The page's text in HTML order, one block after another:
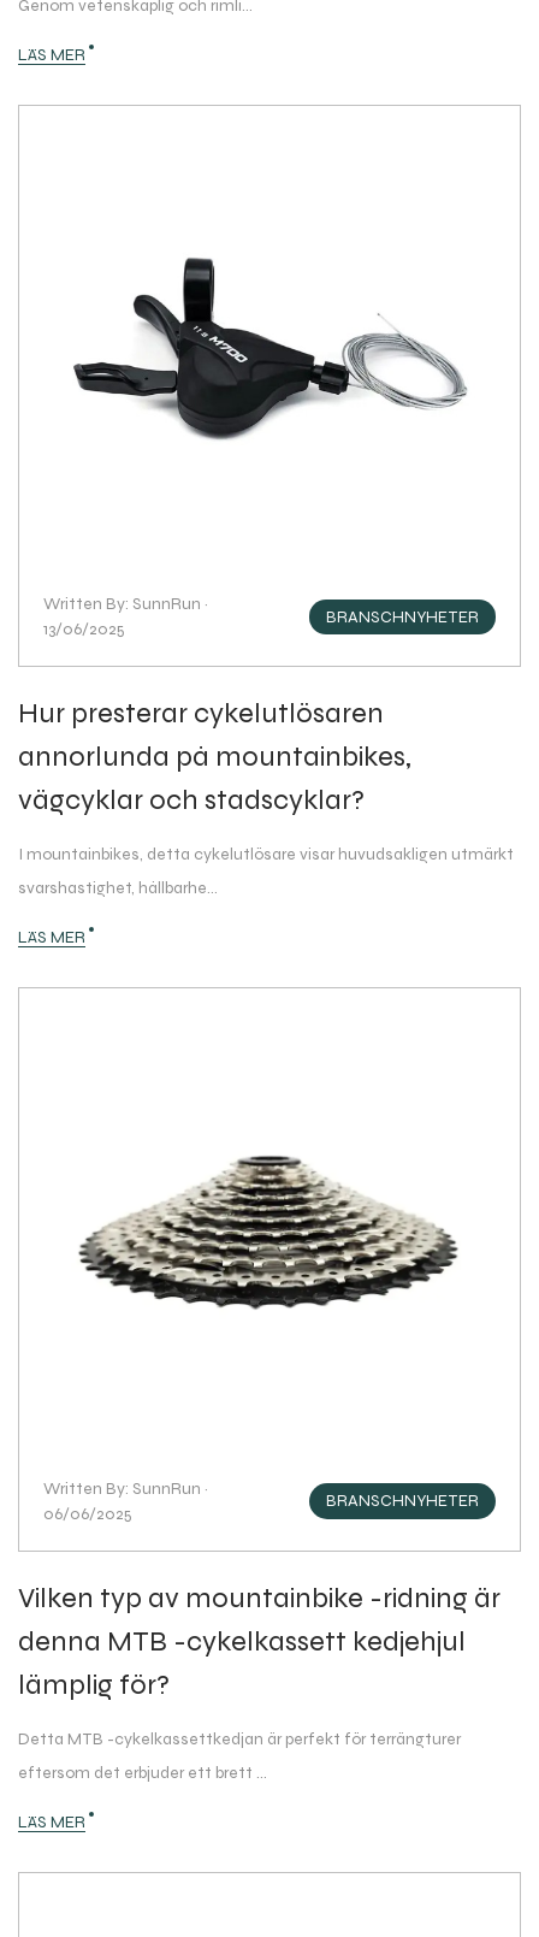
Genom vetenskaplig och rimli...
LÄS MER
Written By: SunnRun ·
13/06/2025
BRANSCHNYHETER
Hur presterar cykelutlösaren
annorlunda på mountainbikes,
vägcyklar och stadscyklar?
I mountainbikes, detta cykelutlösare visar huvudsakligen utmärkt
svarshastighet, hållbarhe...
LÄS MER
Written By: SunnRun ·
06/06/2025
BRANSCHNYHETER
Vilken typ av mountainbike -ridning är
denna MTB -cykelkassett kedjehjul
lämplig för?
Detta MTB -cykelkassettkedjan är perfekt för terrängturer
eftersom det erbjuder ett brett ...
LÄS MER